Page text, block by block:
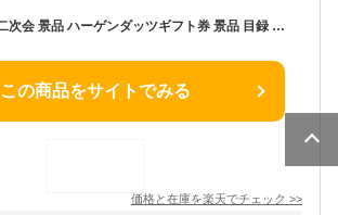
【ポイント5倍】二次会 景品 ハーゲンダッツギフト券 景品 目録 ビンゴ景品 ビンゴ 結婚式 二次会 2次会 ゴルフ ゴルフコンペ ギフト オンライン飲み会対応！
この商品をサイトでみる
価格と在庫を楽天でチェック >>